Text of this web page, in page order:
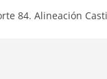
84. Alineación